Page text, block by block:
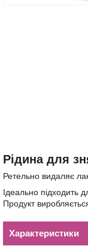
Рідина для
Ретельно видаляє лак
Ідеально підходить
Продукт
Характеристики